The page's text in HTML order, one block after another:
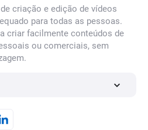
da
criação e edição de vídeos
para todas as pessoas.
criar facilmente conteúdos de
ou comerciais, sem